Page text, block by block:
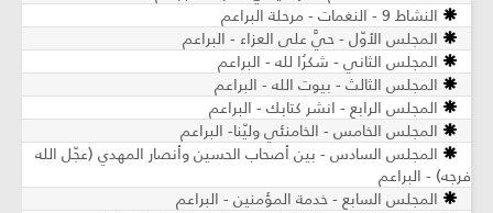
النشاط 9 - النغمات - مرحلة البراعم
المجلس الأوّل - حيَّ على العزاء - البراعم
المجلس الثاني - شكرُا لله - البراعم
المجلس الثالث - بيوت الله - البراعم
المجلس الرابع - انشر كتابك - البراعم
المجلس الخامس - الخامنئي وليّنا- البراعم
المجلس السادس - بين أصحاب الحسين وأنصار المهدي (عجّل الله
فرجه) - البراعم
المجلس السابع - خدمة المؤمنين - البراعم